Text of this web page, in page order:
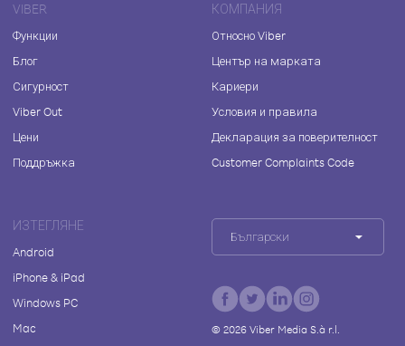
VIBER
Функции
Блог
Сигурност
Viber Out
Цени
Поддръжка
КОМПАНИЯ
Относно Viber
Център на марката
Кариери
Условия и правила
Декларация за поверителност
Customer Complaints Code
ИЗТЕГЛЯНЕ
Android
iPhone & iPad
Windows PC
Mac
Български
© 2026Viber Media S.à r.l.